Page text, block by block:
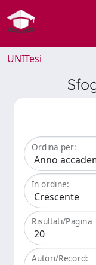
UNITesi
Ordina per:
In ordine:
Risultati/Pagina
Autori/Record: